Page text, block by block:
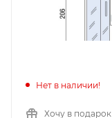
Нет в наличии!
Хочу в подарок